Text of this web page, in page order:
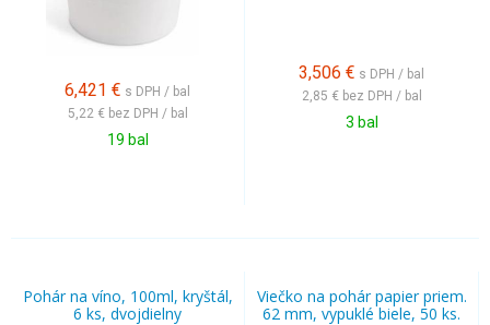
6,421 € s DPH / bal
5,22 € bez DPH / bal
19 bal
3,506 € s DPH / bal
2,85 € bez DPH / bal
3 bal
Pohár na víno, 100ml, kryštál,
6 ks, dvojdielny
Viečko na pohár papier priem.
62 mm, vypuklé biele, 50 ks.